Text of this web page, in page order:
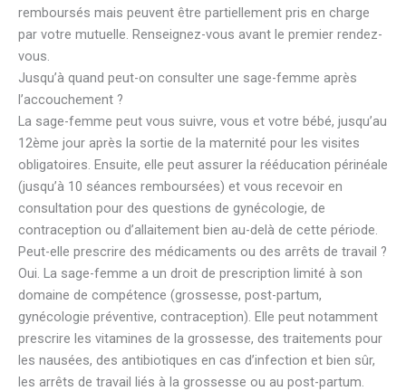
remboursés mais peuvent être partiellement pris en charge
par votre mutuelle. Renseignez-vous avant le premier rendez-
vous.
Jusqu’à quand peut-on consulter une sage-femme après
l’accouchement ?
La sage-femme peut vous suivre, vous et votre bébé, jusqu’au
12ème jour après la sortie de la maternité pour les visites
obligatoires. Ensuite, elle peut assurer la rééducation périnéale
(jusqu’à 10 séances remboursées) et vous recevoir en
consultation pour des questions de gynécologie, de
contraception ou d’allaitement bien au-delà de cette période.
Peut-elle prescrire des médicaments ou des arrêts de travail ?
Oui. La sage-femme a un droit de prescription limité à son
domaine de compétence (grossesse, post-partum,
gynécologie préventive, contraception). Elle peut notamment
prescrire les vitamines de la grossesse, des traitements pour
les nausées, des antibiotiques en cas d’infection et bien sûr,
les arrêts de travail liés à la grossesse ou au post-partum.